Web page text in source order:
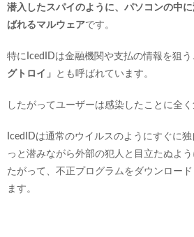
潜入したスパイのように、パソコンの中
ばれるマルウェアです。
特にIcedIDは金融機関や支払の情報を狙う
グトロイ」
とも呼ばれています。
したがってユーザーは感染したことに全く
IcedIDは通常のウイルスのようにすぐに
っと潜みながら外部の犯人と目立たぬよ
たがって、不正プログラムをダウンロー
ます。